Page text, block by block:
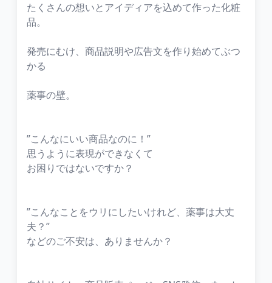
たくさんの想いとアイディアを込めて作った化粧
品。
発売にむけ、商品説明や広告文を作り始めてぶつ
かる
薬事の壁。
”こんなにいい商品なのに！”
思うように表現ができなくて
お困りではないですか？
”こんなことをウリにしたいけれど、薬事は大丈
夫？”
などのご不安は、ありませんか？